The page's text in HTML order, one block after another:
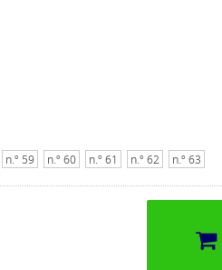
n.º 59 n.º 60 n.º 61 n.º 62 n.º 63